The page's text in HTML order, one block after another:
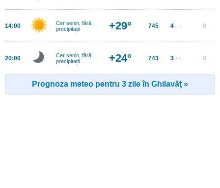
14:00
Cer senin, fără
precipitații
+29° 745 4 m/s 0
20:00
Cer senin, fără
precipitații
+24° 743 3 m/s 0
Prognoza meteo pentru 3 zile în Ghilavăţ »